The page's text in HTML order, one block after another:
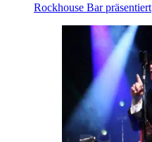
Rockhouse Bar präsentiert